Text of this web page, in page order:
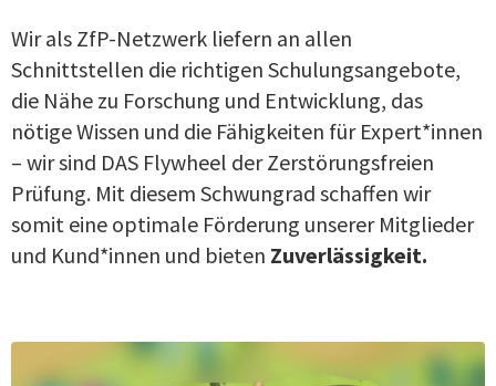
Wir als ZfP-Netzwerk liefern an allen
Schnittstellen die richtigen Schulungsangebote,
die Nähe zu Forschung und Entwicklung, das
nötige Wissen und die Fähigkeiten für Expert*innen
– wir sind DAS Flywheel der Zerstörungsfreien
Prüfung. Mit diesem Schwungrad schaffen wir
somit eine optimale Förderung unserer Mitglieder
und Kund*innen und bieten Zuverlässigkeit.